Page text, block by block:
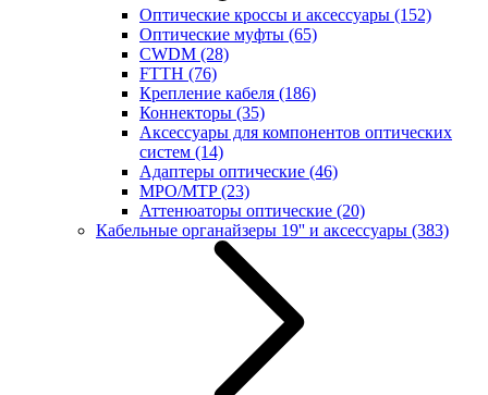
Оптические кроссы и аксессуары (152)
Оптические муфты (65)
CWDM (28)
FTTH (76)
Крепление кабеля (186)
Коннекторы (35)
Аксессуары для компонентов оптических
систем (14)
Адаптеры оптические (46)
MPO/MTP(23)
Аттенюаторы оптические (20)
Кабельные органайзеры 19'' и аксессуары (383)